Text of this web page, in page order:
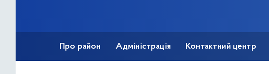
Про район Адміністрація Контактний центр